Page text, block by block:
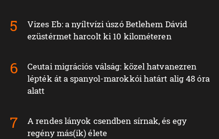
Vizes Eb: a nyíltvízi úszó Betlehem Dávid
ezüstérmet harcolt ki 10 kilométeren
Ceutai migrációs válság: közel hatvanezren
lépték át a spanyol-marokkói határt alig 48 óra
alatt
A rendes lányok csendben sírnak, és egy
regény más(ik) élete